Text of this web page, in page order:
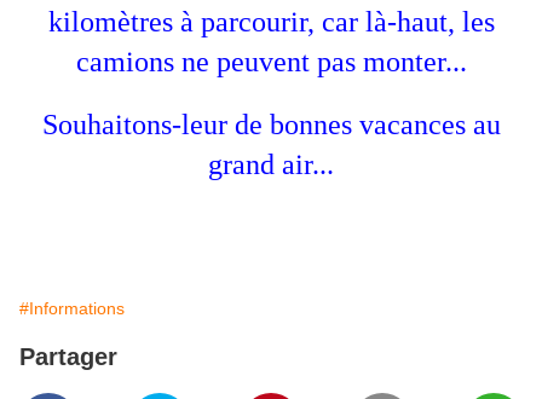
kilomètres à parcourir, car là-haut, les
camions ne peuvent pas monter...
Souhaitons-leur de bonnes vacances au
grand air...
#Informations
Partager